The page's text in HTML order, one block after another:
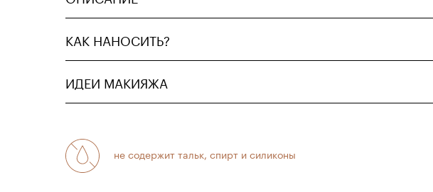
КАК НАНОСИТЬ?
ИДЕИ МАКИЯЖА
не содержит тальк, спирт и силиконы